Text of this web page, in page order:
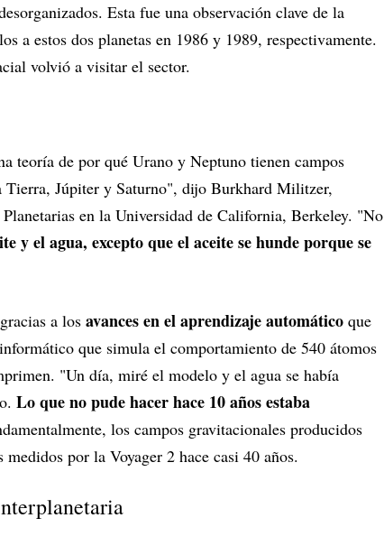
Esta fue una observación clave de la
a estos dos planetas en 1986 y 1989, respectivamente.
volvió a visitar el sector.
teoría de por qué Urano y Neptuno tienen campos
Tierra, Júpiter y Saturno", dijo Burkhard Militzer,
en la Universidad de California, Berkeley. "No
y el agua, excepto que el aceite se hunde porque se
a los avances en el aprendizaje automático que
que simula el comportamiento de 540 átomos
"Un día, miré el modelo y el agua se había
Lo que no pude hacer hace 10 años estaba
los campos gravitacionales producidos
por la Voyager 2 hace casi 40 años.